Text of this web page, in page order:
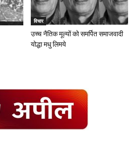
विचार
उच्च नैतिक मूल्यों को समर्पित समाजवादी
योद्धा मधु लिमये